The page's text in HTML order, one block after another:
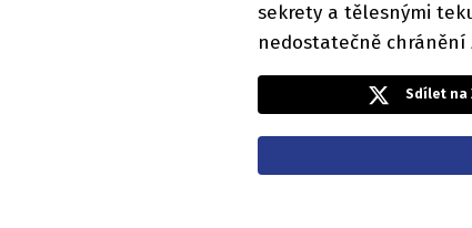
sekrety a tělesnými
nedostatečně chránění
Sdílet na